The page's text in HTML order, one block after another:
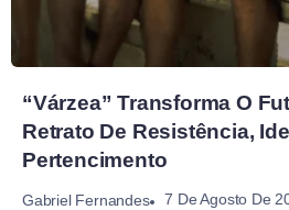
“Várzea” Transforma O
Retrato De Resistência,
Pertencimento
Gabriel Fernandes 7 De Agosto De